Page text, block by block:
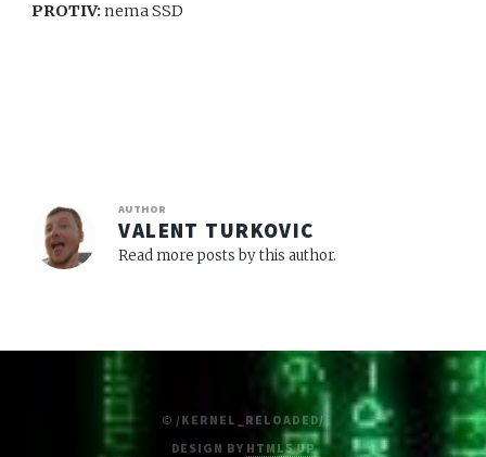
PROTIV:nema SSD
AUTHOR
VALENT TURKOVIC
Read more posts by this author.
© /KERNEL_RELOADED/
DESIGN BY HTML5 UP